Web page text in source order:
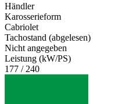
Händler
Karosserieform
Cabriolet
Tachostand (abgelesen)
Nicht angegeben
Leistung (kW/PS)
177 / 240